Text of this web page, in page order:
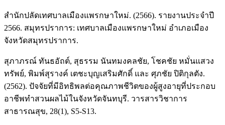
สำนักปลัดเทศบาลเมืองแพรกษาใหม่. (2566). รายงานประจำปี
2566. สมุทรปราการ: เทศบาลเมืองแพรกษาใหม่ อำเภอเมือง
จังหวัดสมุทรปราการ.
สุภาภรณ์ ทันธอัถต์, สุธรรม นันทมงคลชัย, โชคชัย หมั่นแสวง
ทรัพย์, พิมพ์สุรางค์ เตชะบุญเสริมศักดิ์ และ ศุภชัย ปิติกุลตัง.
(2562). ปัจจัยที่มีอิทธิพลต่อคุณภาพชีวิตของผู้สูงอายุที่ประกอบ
อาชีพทำสวนผลไม้ในจังหวัดจันทบุรี. วารสารวิชาการ
สาธารณสุข, 28(1), S5-S13.